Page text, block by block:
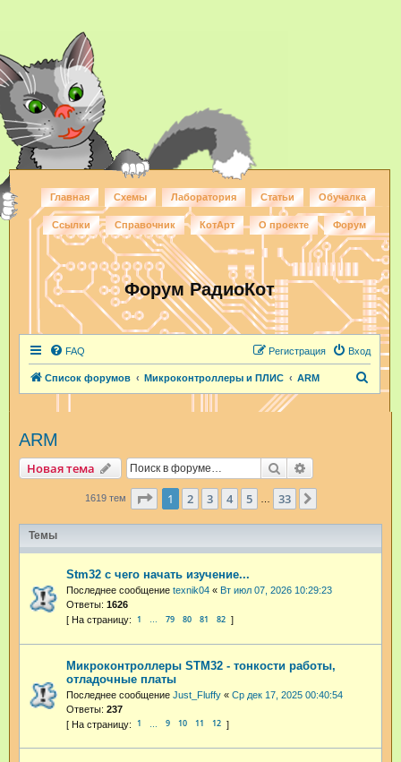
Главная Схемы Лаборатория Статьи Обучалка
Ссылки Справочник КотАрт О проекте Форум
Форум РадиоКот
FAQ Вход
Регистрация
Список форумов Микроконтроллеры и ПЛИС ARM
ARM
Новая тема Поиск
1619 тем Страница из 33
1 2 3 4 5 33
Темы
Stm32 с чего начать изучение...
Последнее сообщение texnik04 « Вт июл 07, 2026 10:29:23
Ответы: 1626
1 … 79 80 81 82
Микроконтроллеры STM32 - тонкости работы,
отладочные платы
Последнее сообщение Just_Fluffy « Ср дек 17, 2025 00:40:54
Ответы: 237
1 9 10 11 12